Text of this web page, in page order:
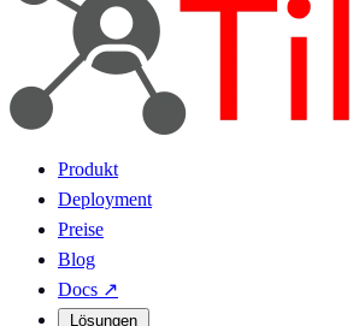
Produkt
Deployment
Preise
Blog
Docs ↗